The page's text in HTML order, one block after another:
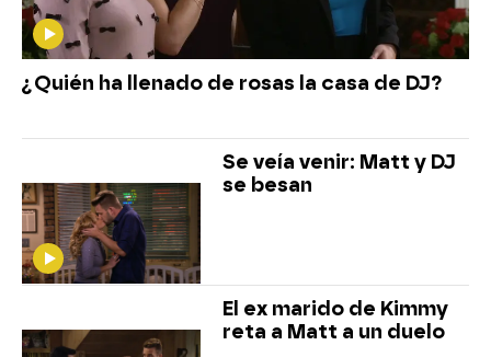
¿Quién ha llenado de rosas la casa de DJ?
Se veía venir: Matt y DJ
se besan
El ex marido de Kimmy
reta a Matt a un duelo